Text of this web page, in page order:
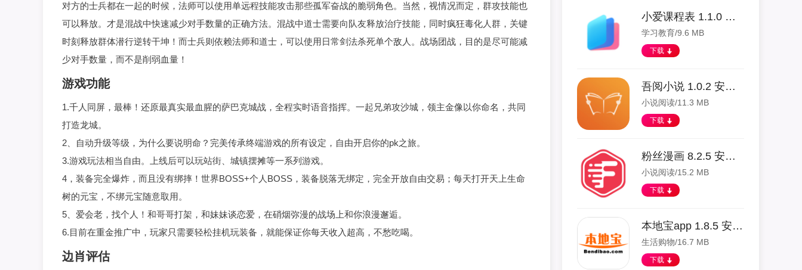
对方的士兵都在一起的时候，法师可以使用单远程技能攻击那些孤军奋战的脆弱角色。当然，视情况而定，群攻技能也
可以释放。才是混战中快速减少对手数量的正确方法。混战中道士需要向队友释放治疗技能，同时疯狂毒化人群，关键
时刻释放群体潜行逆转干坤！而士兵则依赖法师和道士，可以使用日常剑法杀死单个敌人。战场团战，目的是尽可能减
少对手数量，而不是削弱血量！
游戏功能
1.千人同屏，最棒！还原最真实最血腥的萨巴克城战，全程实时语音指挥。一起兄弟攻沙城，领主金像以你命名，共同
打造龙城。
2、自动升级等级，为什么要说明命？完美传承终端游戏的所有设定，自由开启你的pk之旅。
3.游戏玩法相当自由。上线后可以玩站街、城镇摆摊等一系列游戏。
4，装备完全爆炸，而且没有绑摔！世界BOSS+个人BOSS，装备脱落无绑定，完全开放自由交易；每天打开天上生命
树的元宝，不绑元宝随意取用。
5、爱会老，找个人！和哥哥打架，和妹妹谈恋爱，在硝烟弥漫的战场上和你浪漫邂逅。
6.目前在重金推广中，玩家只需要轻松挂机玩装备，就能保证你每天收入超高，不愁吃喝。
边肖评估
小爱课程表 1.1.0 安卓版
学习教育/9.6 MB
下载
吾阅小说 1.0.2 安卓版
小说阅读/11.3 MB
下载
粉丝漫画 8.2.5 安卓版
小说阅读/15.2 MB
下载
本地宝app 1.8.5 安卓版
生活购物/16.7 MB
下载